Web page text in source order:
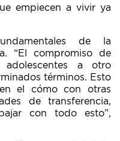
empiecen a vivir ya
de la
“El compromiso de
a otro
términos. Esto
el cómo con otras
de transferencia,
con todo esto”,